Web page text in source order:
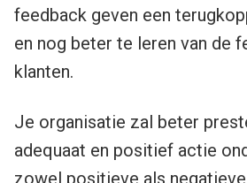
feedback geven een
en nog beter te leren van de
klanten.
Je organisatie zal beter
adequaat en positief actie
zowel positieve als negatieve